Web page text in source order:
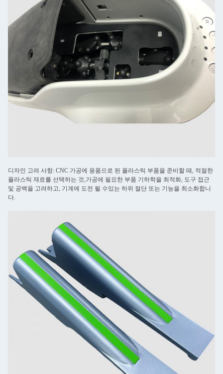
디자인 고려 사항: CNC 가공에 용품으로 된 플라스틱 부품을 준비할 때, 적절한
플라스틱 재료를 선택하는 것,가공에 필요한 부품 기하학을 최적화, 도구 접근
및 공백을 고려하고, 기계에 도전 될 수있는 하위 절단 또는 기능을 최소화합니
다.